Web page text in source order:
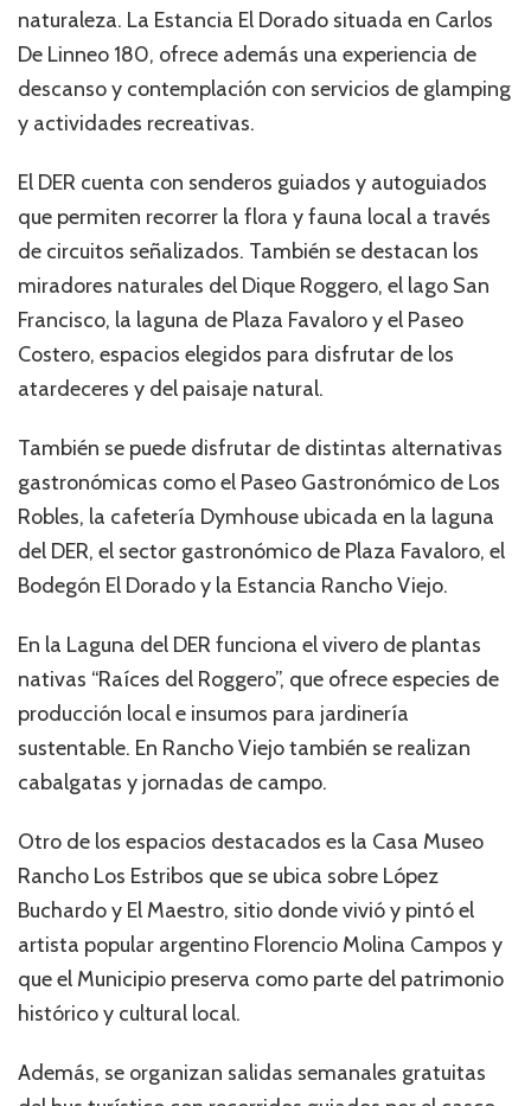
naturaleza. La Estancia El Dorado situada en Carlos
De Linneo 180, ofrece además una experiencia de
descanso y contemplación con servicios de glamping
y actividades recreativas.
El DER cuenta con senderos guiados y autoguiados
que permiten recorrer la flora y fauna local a través
de circuitos señalizados. También se destacan los
miradores naturales del Dique Roggero, el lago San
Francisco, la laguna de Plaza Favaloro y el Paseo
Costero, espacios elegidos para disfrutar de los
atardeceres y del paisaje natural.
También se puede disfrutar de distintas alternativas
gastronómicas como el Paseo Gastronómico de Los
Robles, la cafetería Dymhouse ubicada en la laguna
del DER, el sector gastronómico de Plaza Favaloro, el
Bodegón El Dorado y la Estancia Rancho Viejo.
En la Laguna del DER funciona el vivero de plantas
nativas “Raíces del Roggero”, que ofrece especies de
producción local e insumos para jardinería
sustentable. En Rancho Viejo también se realizan
cabalgatas y jornadas de campo.
Otro de los espacios destacados es la Casa Museo
Rancho Los Estribos que se ubica sobre López
Buchardo y El Maestro, sitio donde vivió y pintó el
artista popular argentino Florencio Molina Campos y
que el Municipio preserva como parte del patrimonio
histórico y cultural local.
Además, se organizan salidas semanales gratuitas